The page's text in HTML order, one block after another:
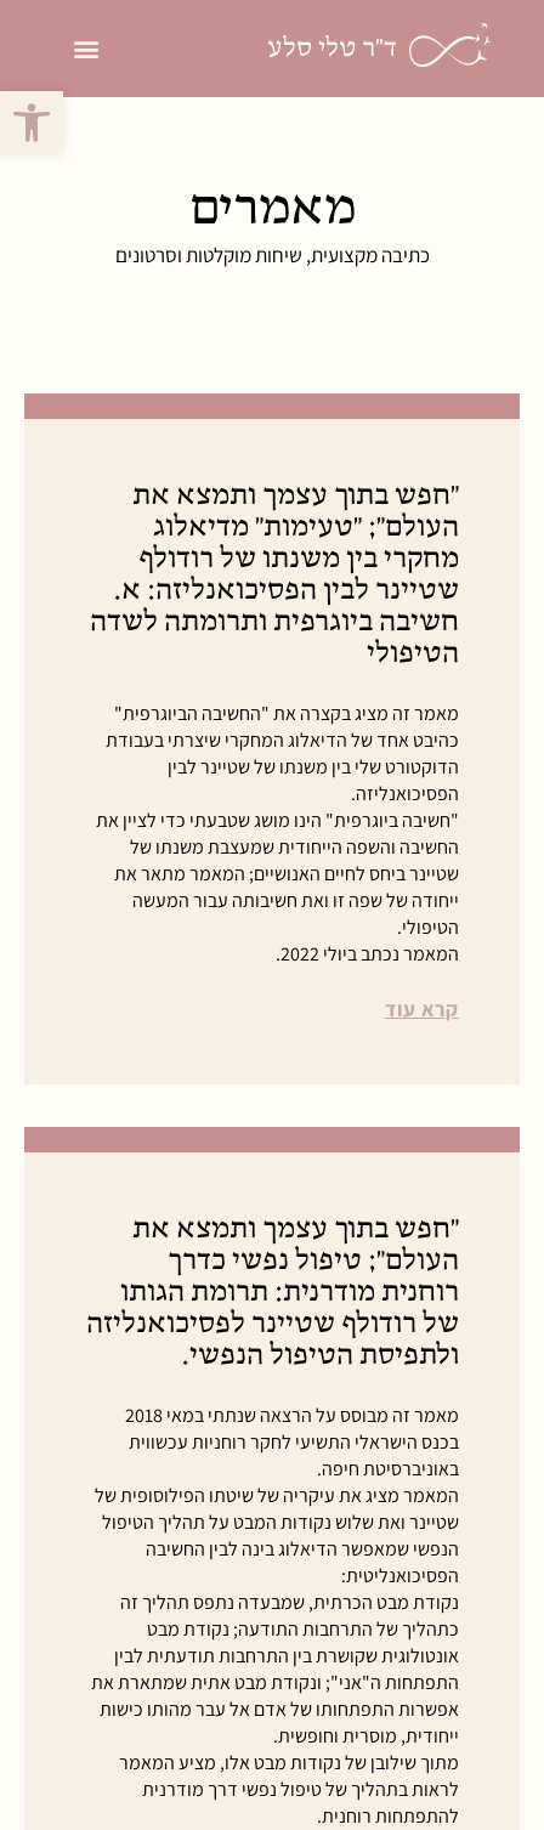
פתח
ד"ר טלי סלע
מאמרים
כתיבה מקצועית, שיחות מוקלטות וסרטונים
"חפש בתוך עצמך ותמצא את
העולם"; "טעימות" מדיאלוג
מחקרי בין משנתו של רודולף
שטיינר לבין הפסיכואנליזה: א.
חשיבה ביוגרפית ותרומתה לשדה
הטיפולי
מאמר זה מציג בקצרה את "החשיבה הביוגרפית"
כהיבט אחד של הדיאלוג המחקרי שיצרתי בעבודת
הדוקטורט שלי בין משנתו של שטיינר לבין
הפסיכואנליזה.
"חשיבה ביוגרפית" הינו מושג שטבעתי כדי לציין את
החשיבה והשפה הייחודית שמעצבת משנתו של
שטיינר ביחס לחיים האנושיים; המאמר מתאר את
ייחודה של שפה זו ואת חשיבותה עבור המעשה
הטיפולי.
המאמר נכתב ביולי 2022.
קרא עוד
"חפש בתוך עצמך ותמצא את
העולם"; טיפול נפשי כדרך
רוחנית מודרנית: תרומת הגותו
של רודולף שטיינר לפסיכואנליזה
ולתפיסת הטיפול הנפשי.
מאמר זה מבוסס על הרצאה שנתתי במאי 2018
בכנס הישראלי התשיעי לחקר רוחניות עכשווית
באוניברסיטת חיפה.
המאמר מציג את עיקריה של שיטתו הפילוסופית של
שטיינר ואת שלוש נקודות המבט על תהליך הטיפול
הנפשי שמאפשר הדיאלוג בינה לבין החשיבה
הפסיכואנליטית:
נקודת מבט הכרתית, שמבעדה נתפס תהליך זה
כתהליך של התרחבות התודעה; נקודת מבט
אונטולוגית שקושרת בין התרחבות תודעתית לבין
התפתחות ה"אני"; ונקודת מבט אתית שמתארת את
אפשרות התפתחותו של אדם אל עבר מהותו כישות
ייחודית, מוסרית וחופשית.
מתוך שילובן של נקודות מבט אלו, מציע המאמר
לראות בתהליך של טיפול נפשי דרך מודרנית
להתפתחות רוחנית.